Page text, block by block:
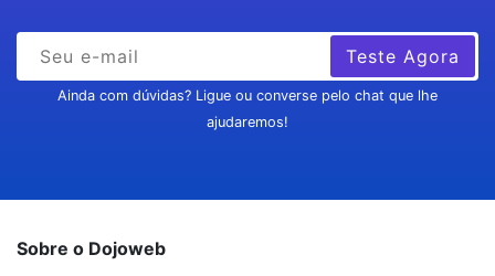
Teste Agora
Ainda com dúvidas? Ligue ou converse pelo chat que lhe
ajudaremos!
Sobre o Dojoweb